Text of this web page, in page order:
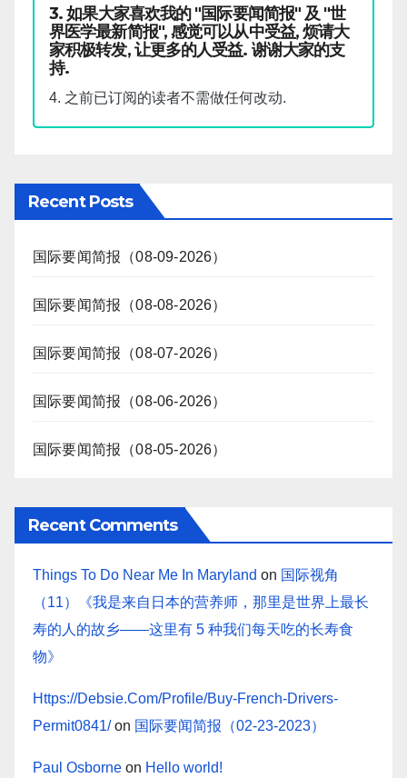
3. 如果大家喜欢我的 "国际要闻简报" 及 "世
界医学最新简报", 感觉可以从中受益, 烦请大
家积极转发, 让更多的人受益. 谢谢大家的支
持.
4. 之前已订阅的读者不需做任何改动.
Recent Posts
国际要闻简报（08-09-2026）
国际要闻简报（08-08-2026）
国际要闻简报（08-07-2026）
国际要闻简报（08-06-2026）
国际要闻简报（08-05-2026）
Recent Comments
Things To Do Near Me In Maryland on 国际视角
（11）《我是来自日本的营养师，那里是世界上最长
寿的人的故乡——这里有 5 种我们每天吃的长寿食
物》
Https://Debsie.Com/Profile/Buy-French-Drivers-
Permit0841/ on 国际要闻简报（02-23-2023）
Paul Osborne on Hello world!